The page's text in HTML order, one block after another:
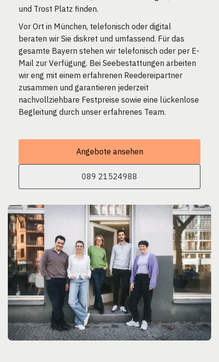
und Trost Platz finden.
Vor Ort in München, telefonisch oder digital
beraten wir Sie diskret und umfassend. Für das
gesamte Bayern stehen wir telefonisch oder per E-
Mail zur Verfügung. Bei Seebestattungen arbeiten
wir eng mit einem erfahrenen Reedereipartner
zusammen und garantieren jederzeit
nachvollziehbare Festpreise sowie eine lückenlose
Begleitung durch unser erfahrenes Team.
Angebote ansehen
089 21524988